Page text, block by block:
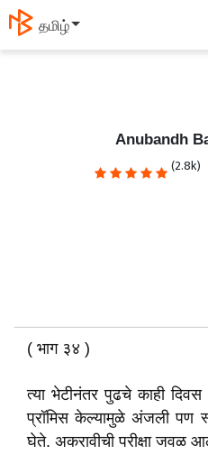
தமிழ்
Anubandh
(2.8k)
( भाग ३४ )
त्या भेटीनंतर पुढचे काही
प्रॉमिस केल्यामुळे अंजली पण
घेते. अकरावीची परीक्षा